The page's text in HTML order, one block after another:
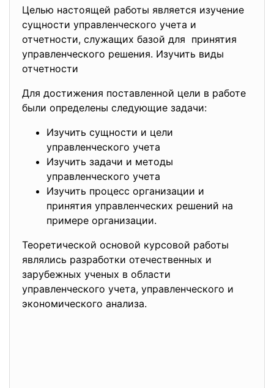
Целью настоящей работы является изучение
сущности управленческого учета и
отчетности, служащих базой для принятия
управленческого решения. Изучить виды
отчетности
Для достижения поставленной цели в работе
были определены следующие задачи:
Изучить сущности и цели
управленческого учета
Изучить задачи и методы
управленческого учета
Изучить процесс организации и
принятия управленческих решений на
примере организации.
Теоретической основой курсовой работы
являлись разработки отечественных и
зарубежных ученых в области
управленческого учета, управленческого и
экономического анализа.